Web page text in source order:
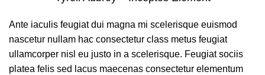
Ante iaculis feugiat dui magna mi scelerisque euismod
nascetur nullam hac consectetur class metus feugiat
ullamcorper nisl eu justo in a scelerisque. Feugiat sociis
platea felis sed lacus maecenas consectetur elementum